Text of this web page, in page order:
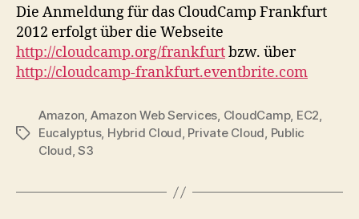
Die Anmeldung für das CloudCamp Frankfurt
2012 erfolgt über die Webseite
http://cloudcamp.org/frankfurtbzw. über
http://cloudcamp-frankfurt.eventbrite.com
Tags
Amazon, Amazon Web Services, CloudCamp, EC2,
Eucalyptus, Hybrid Cloud, Private Cloud, Public
Cloud,S3